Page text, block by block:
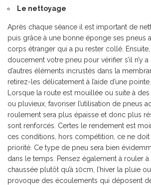
Le nettoyage
Après chaque séance il est important de
puis grâce à une bonne éponge ses pneus
corps étranger qui a pu rester collé.
doucement votre pneu pour vérifier s’il n’y
d’autres éléments incrustés dans la
retirez-les délicatement à l’aide d’une pointe.
Lorsque la route est mouillée ou suite à
ou pluvieux, favoriser l’utilisation de pneus
roulement sera plus épaisse et donc plus
sont renforcés. Certes le rendement est
ces conditions, hors compétition, ce ne doit
priorité. Ce type de pneu sera bien
dans le temps. Pensez également à rouler
chaussée plutôt qu’à 10cm, l’hiver la pluie
provoque des écoulements qui déposent